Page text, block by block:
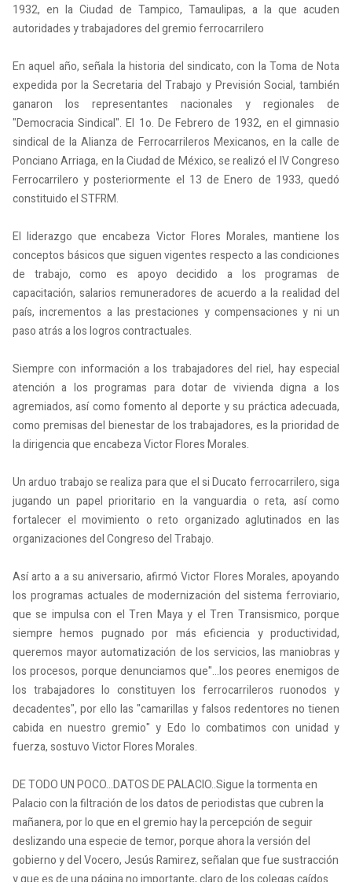
1932, en la Ciudad de Tampico, Tamaulipas, a la que acuden
autoridades y trabajadores del gremio ferrocarrilero
En aquel año, señala la historia del sindicato, con la Toma de Nota
expedida por la Secretaria del Trabajo y Previsión Social, también
ganaron los representantes nacionales y regionales de
"Democracia Sindical". El 1o. De Febrero de 1932, en el gimnasio
sindical de la Alianza de Ferrocarrileros Mexicanos, en la calle de
Ponciano Arriaga, en la Ciudad de México, se realizó el IV Congreso
Ferrocarrilero y posteriormente el 13 de Enero de 1933, quedó
constituido el STFRM.
El liderazgo que encabeza Victor Flores Morales, mantiene los
conceptos básicos que siguen vigentes respecto a las condiciones
de trabajo, como es apoyo decidido a los programas de
capacitación, salarios remuneradores de acuerdo a la realidad del
país, incrementos a las prestaciones y compensaciones y ni un
paso atrás a los logros contractuales.
Siempre con información a los trabajadores del riel, hay especial
atención a los programas para dotar de vivienda digna a los
agremiados, así como fomento al deporte y su práctica adecuada,
como premisas del bienestar de los trabajadores, es la prioridad de
la dirigencia que encabeza Victor Flores Morales.
Un arduo trabajo se realiza para que el si Ducato ferrocarrilero, siga
jugando un papel prioritario en la vanguardia o reta, así como
fortalecer el movimiento o reto organizado aglutinados en las
organizaciones del Congreso del Trabajo.
Así arto a a su aniversario, afirmó Victor Flores Morales, apoyando
los programas actuales de modernización del sistema ferroviario,
que se impulsa con el Tren Maya y el Tren Transismico, porque
siempre hemos pugnado por más eficiencia y productividad,
queremos mayor automatización de los servicios, las maniobras y
los procesos, porque denunciamos que"...los peores enemigos de
los trabajadores lo constituyen los ferrocarrileros ruonodos y
decadentes", por ello las "camarillas y falsos redentores no tienen
cabida en nuestro gremio" y Edo lo combatimos con unidad y
fuerza, sostuvo Victor Flores Morales.
DE TODO UN POCO...DATOS DE PALACIO..Sigue la tormenta en
Palacio con la filtración de los datos de periodistas que cubren la
mañanera, por lo que en el gremio hay la percepción de seguir
deslizando una especie de temor, porque ahora la versión del
gobierno y del Vocero, Jesús Ramirez, señalan que fue sustracción